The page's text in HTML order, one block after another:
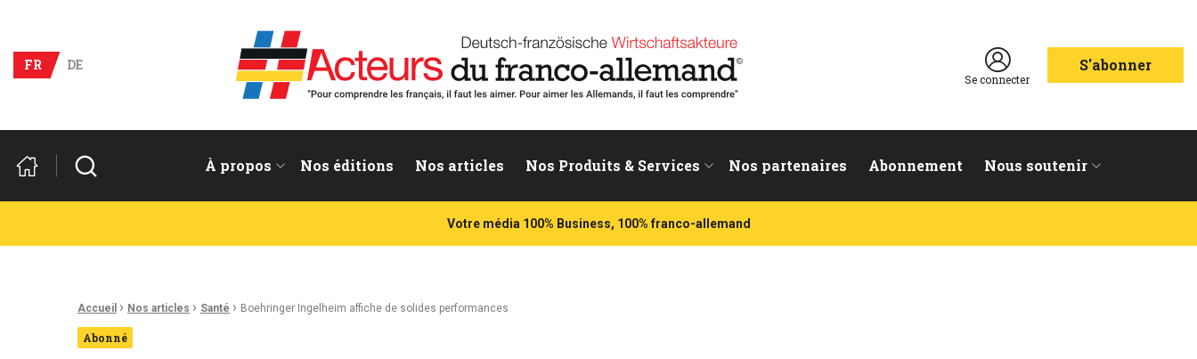
Acteurs du franco-allemand
FR
DE
Se connecter
S'abonner
À propos Nos éditions Nos articles Nos Produits & Services Nos partenaires Abonnement Nous soutenir
Rechercher
Votre média 100% Business, 100% franco-allemand
Fil d'Ariane :
Accueil › Nos articles › Santé › Boehringer Ingelheim affiche de solides performances
Abonné